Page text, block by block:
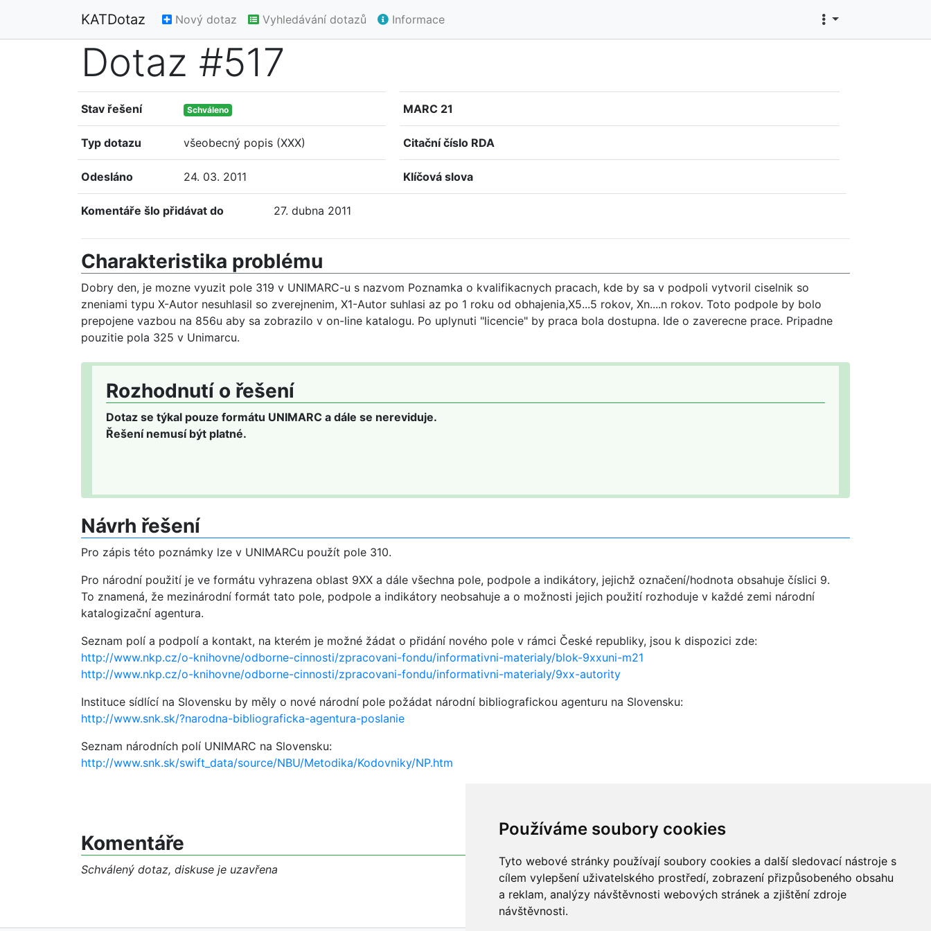
Používáme soubory cookies
Tyto webové stránky používají soubory cookies a další sledovací nástroje s
cílem vylepšení uživatelského prostředí, zobrazení přizpůsobeného obsahu
a reklam, analýzy návštěvnosti webových stránek a zjištění zdroje
návštěvnosti.
KATDotaz Nový dotaz Vyhledávání dotazů Informace
Dotaz #517
Stav řešení Schváleno
Typ dotazu všeobecný popis (XXX)
Odesláno 24. 03. 2011
MARC 21
Citační číslo RDA
Klíčová slova
Komentáře šlo přidávat do 27. dubna 2011
Charakteristika problému
Dobry den, je mozne vyuzit pole 319 v UNIMARC-u s nazvom Poznamka o kvalifikacnych pracach, kde by sa v podpoli vytvoril ciselnik so
zneniami typu X-Autor nesuhlasil so zverejnenim, X1-Autor suhlasi az po 1 roku od obhajenia,X5...5 rokov, Xn....n rokov. Toto podpole by bolo
prepojene vazbou na 856u aby sa zobrazilo v on-line katalogu. Po uplynuti "licencie" by praca bola dostupna. Ide o zaverecne prace. Pripadne
pouzitie pola 325 v Unimarcu.
Rozhodnutí o řešení
Dotaz se týkal pouze formátu UNIMARC a dále se nereviduje.
Řešení nemusí být platné.
Návrh řešení
Pro zápis této poznámky lze v UNIMARCu použít pole 310.
Pro národní použití je ve formátu vyhrazena oblast 9XX a dále všechna pole, podpole a indikátory, jejichž označení/hodnota obsahuje číslici 9.
To znamená, že mezinárodní formát tato pole, podpole a indikátory neobsahuje a o možnosti jejich použití rozhoduje v každé zemi národní
katalogizační agentura.
Seznam polí a podpolí a kontakt, na kterém je možné žádat o přidání nového pole v rámci České republiky, jsou k dispozici zde:
http://www.nkp.cz/o-knihovne/odborne-cinnosti/zpracovani-fondu/informativni-materialy/blok-9xxuni-m21
http://www.nkp.cz/o-knihovne/odborne-cinnosti/zpracovani-fondu/informativni-materialy/9xx-autority
Instituce sídlící na Slovensku by měly o nové národní pole požádat národní bibliografickou agenturu na Slovensku:
http://www.snk.sk/?narodna-bibliograficka-agentura-poslanie
Seznam národních polí UNIMARC na Slovensku:
http://www.snk.sk/swift_data/source/NBU/Metodika/Kodovniky/NP.htm
Komentáře
Schválený dotaz, diskuse je uzavřena